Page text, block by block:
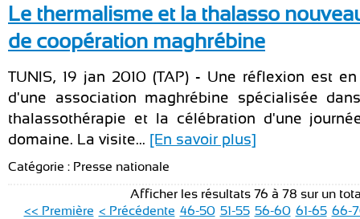
Le thermalisme et la thalasso
de coopération maghrébine
TUNIS, 19 jan 2010 (TAP) - Une réflexion est
d'une association maghrébine spécialisée
thalassothérapie et la célébration d'une
domaine. La visite... [En savoir plus]
Catégorie : Presse nationale
Afficher les résultats 76 à 78 sur un
<< Première < Précédente 46-50 51-55 56-60 61-65 66-